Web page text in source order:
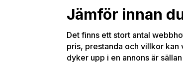
Jämför innan
Det finns ett stort antal
pris, prestanda och villkor
dyker upp i en annons är